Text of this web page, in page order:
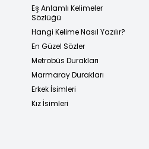
Eş Anlamlı Kelimeler
Sözlüğü
Hangi Kelime Nasıl Yazılır?
En Güzel Sözler
Metrobüs Durakları
Marmaray Durakları
Erkek İsimleri
Kız İsimleri